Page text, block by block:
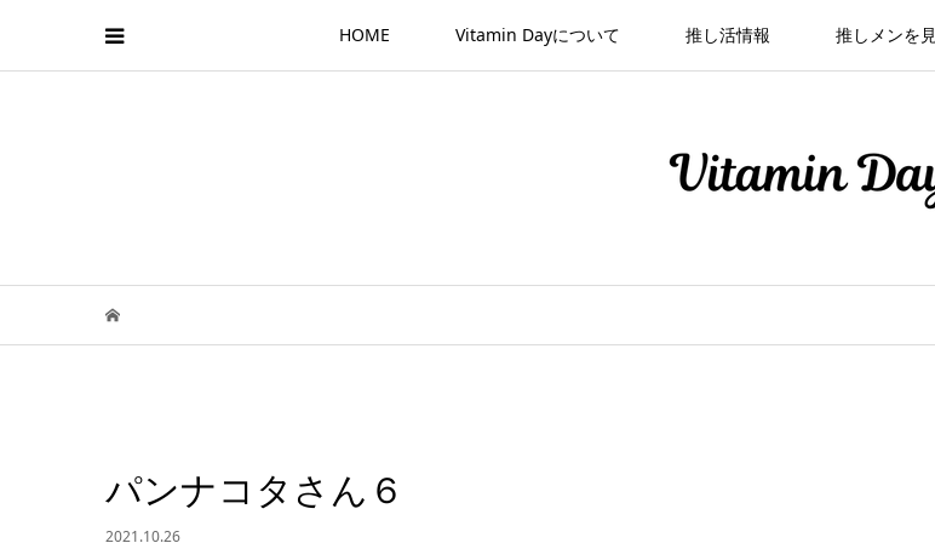
HOME Vitamin Dayについて 推し活情報 推しメンを
パンナコタさん６
2021.10.26